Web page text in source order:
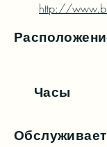
http://
Часы
Обслуживает